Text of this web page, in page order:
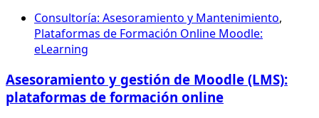
Consultoría: Asesoramiento y Mantenimiento,
Plataformas de Formación Online Moodle:
eLearning
Asesoramiento y gestión de Moodle (LMS):
plataformas de formación online